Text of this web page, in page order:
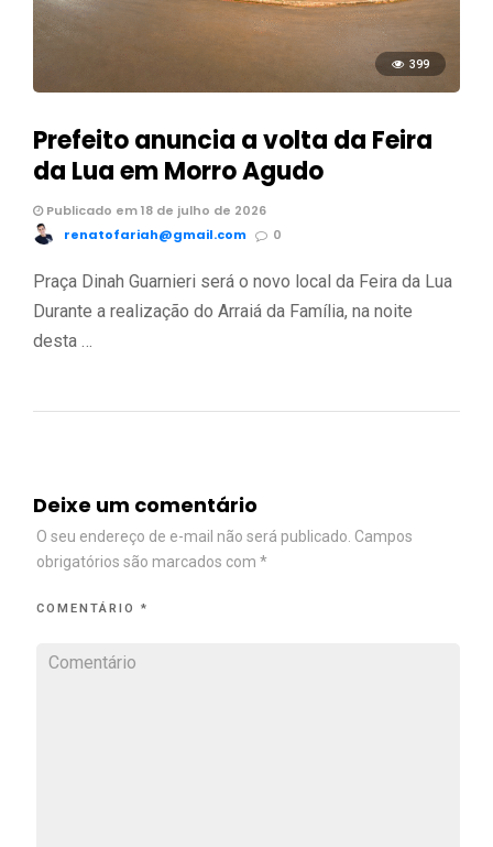
399
Prefeito anuncia a volta da Feira
da Lua em Morro Agudo
Publicado em 18 de julho de 2026
renatofariah@gmail.com
0
Praça Dinah Guarnieri será o novo local da Feira da Lua
Durante a realização do Arraiá da Família, na noite
desta …
Deixe um comentário
O seu endereço de e-mail não será publicado. Campos
obrigatórios são marcados com *
COMENTÁRIO *